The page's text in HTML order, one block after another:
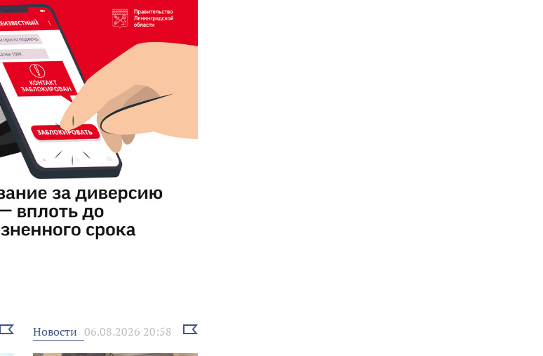
Выбрать
новость
Новости 06.08.2026 20:58
Выбрать